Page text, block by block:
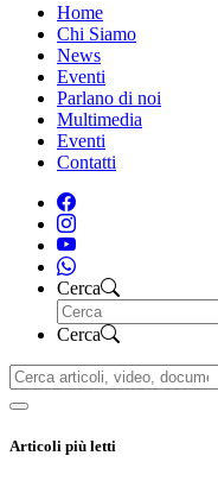
Home
Chi Siamo
News
Eventi
Parlano di noi
Multimedia
Eventi
Contatti
Cerca
Cerca
Articoli più letti